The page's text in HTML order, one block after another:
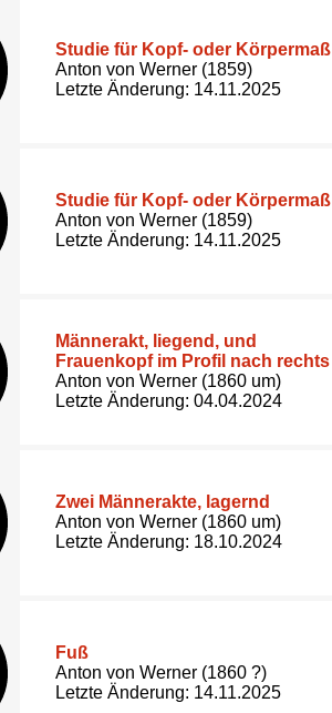
Studie für Kopf- oder Körpermaß
Anton von Werner (1859)
Letzte Änderung: 14.11.2025
Studie für Kopf- oder Körpermaß
Anton von Werner (1859)
Letzte Änderung: 14.11.2025
Männerakt, liegend, und
Frauenkopf im Profil nach rechts
Anton von Werner (1860 um)
Letzte Änderung: 04.04.2024
Zwei Männerakte, lagernd
Anton von Werner (1860 um)
Letzte Änderung: 18.10.2024
Fuß
Anton von Werner (1860 ?)
Letzte Änderung: 14.11.2025